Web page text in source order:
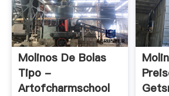
Molinos De Bolas
Tipo -
Artofcharmschool